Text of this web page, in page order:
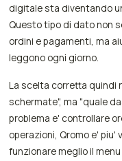
digitale sta diventando
Questo tipo di dato non
ordini e pagamenti, ma
leggono ogni giorno.
La scelta corretta quindi
schermate", ma "quale
problema e' controllare
operazioni, Qromo e' piu'
funzionare meglio il